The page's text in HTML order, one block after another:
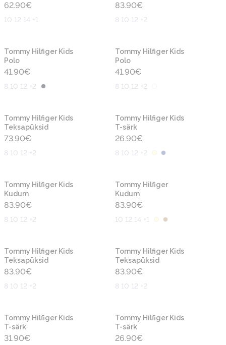
62.90€
10 12 14 +1
83.90€
8 10 12 +2
Tommy Hilfiger Kids
Polo
41.90€
8 10 12 +2
Tommy Hilfiger Kids
Polo
41.90€
8 10 12 +2
Tommy Hilfiger Kids
Teksapüksid
73.90€
8 10 12 +2
Tommy Hilfiger Kids
T-särk
26.90€
8 10 12 +2
Tommy Hilfiger Kids
Kudum
83.90€
8 10 12 +2
Tommy Hilfiger
Kudum
83.90€
10 12 14 +1
Tommy Hilfiger Kids
Teksapüksid
83.90€
8 10 12 +2
Tommy Hilfiger Kids
Teksapüksid
83.90€
8 10 12 +2
Tommy Hilfiger Kids
T-särk
31.90€
Tommy Hilfiger Kids
T-särk
26.90€